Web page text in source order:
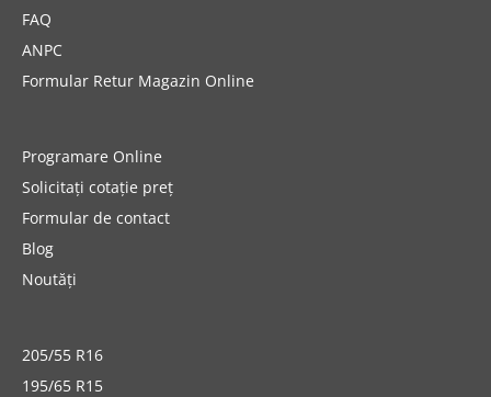
FAQ
ANPC
Formular Retur Magazin Online
Programare Online
Solicitați cotație preț
Formular de contact
Blog
Noutăți
205/55 R16
195/65 R15